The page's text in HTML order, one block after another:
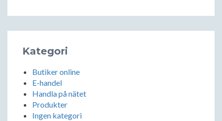
Kategori
Butiker online
E-handel
Handla på nätet
Produkter
Ingen kategori